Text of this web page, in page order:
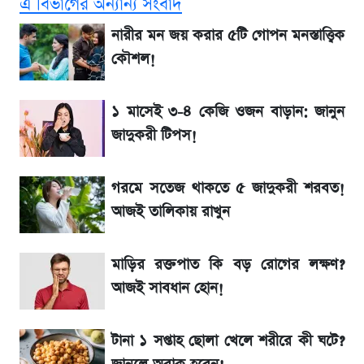
SSC Result 2026 প্রকাশ সোমবার,
ওয়েবসাইট ও এসএমএসে জানার নিয়ম
জিএসপি ইনভেস্টমেন্ট নিয়ে বিএসইসির বড় সিদ্ধান্ত,
তদন্তে যেসব বিষয়
উত্থান-পতনের দোলাচলে শেয়ারবাজার, লেনদেনের
শীর্ষে যে ১০ কোম্পানি
নম্বরসহ জানুন যেভাবে
SSC Result 2026 কাল, ওয়েবসাইট ও
এসএমএসে দেখার নিয়ম
এ বিভাগের অন্যান্য সংবাদ
নারীর মন জয় করার ৫টি গোপন মনস্তাত্ত্বিক
কৌশল!
১ মাসেই ৩-৪ কেজি ওজন বাড়ান: জানুন
জাদুকরী টিপস!
গরমে সতেজ থাকতে ৫ জাদুকরী শরবত!
আজই তালিকায় রাখুন
মাড়ির রক্তপাত কি বড় রোগের লক্ষণ?
আজই সাবধান হোন!
টানা ১ সপ্তাহ ছোলা খেলে শরীরে কী ঘটে?